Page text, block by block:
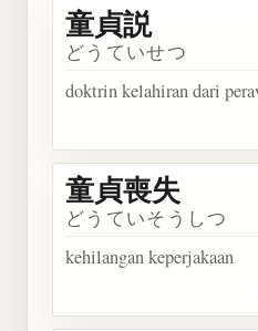
童貞説
どうていせつ
doktrin kelahiran dari
童貞喪失
どうていそうしつ
kehilangan keperjakaan